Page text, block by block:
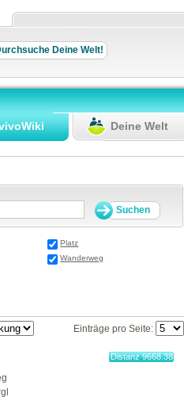
Deine Welt
Platz
Wanderweg
Einträge pro Seite:
Distanz 9668.38